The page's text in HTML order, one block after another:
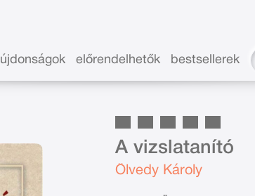
újdonságok előrendelhetők bestsellerek
A vizslatanító
Ölvedy Károly